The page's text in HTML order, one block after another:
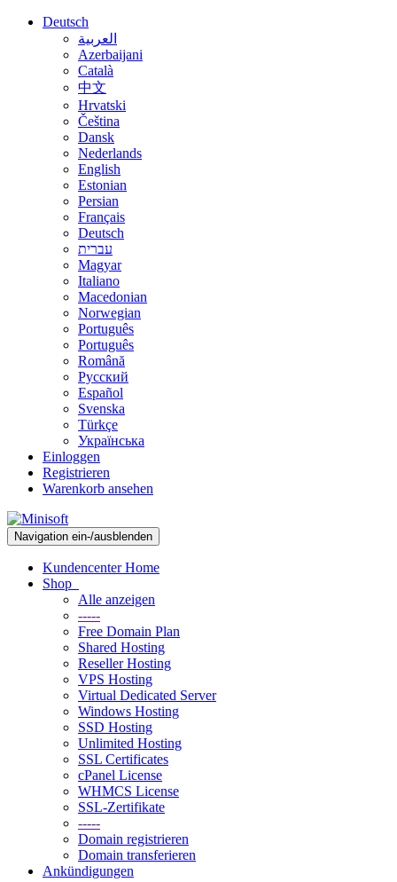
Deutsch
العربية
Azerbaijani
Català
中文
Hrvatski
Čeština
Dansk
Nederlands
English
Estonian
Persian
Français
Deutsch
עברית
Magyar
Italiano
Macedonian
Norwegian
Português
Português
Română
Русский
Español
Svenska
Türkçe
Українська
Einloggen
Registrieren
Warenkorb ansehen
Navigation ein-/ausblenden
Kundencenter Home
Shop
Alle anzeigen
-----
Free Domain Plan
Shared Hosting
Reseller Hosting
VPS Hosting
Virtual Dedicated Server
Windows Hosting
SSD Hosting
Unlimited Hosting
SSL Certificates
cPanel License
WHMCS License
SSL-Zertifikate
-----
Domain registrieren
Domain transferieren
Ankündigungen